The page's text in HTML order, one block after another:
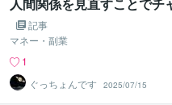
記事
マネー・副業
1
ぐっちょんです
2025/07/15